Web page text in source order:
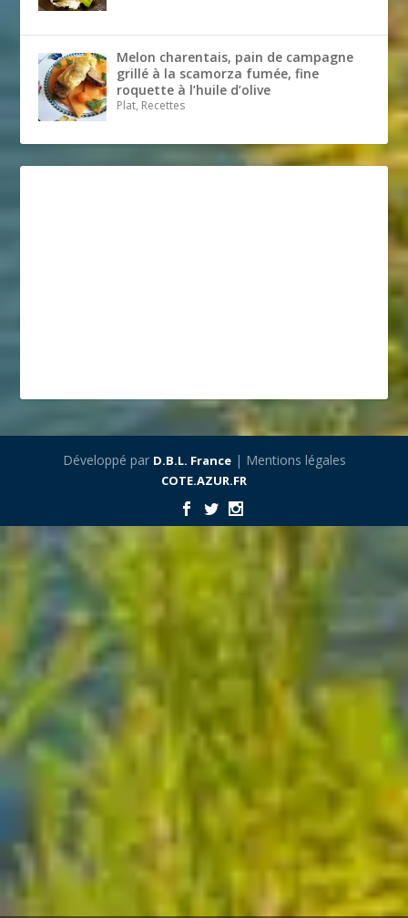
Melon charentais, pain de campagne
grillé à la scamorza fumée, fine
roquette à l’huile d’olive
Plat, Recettes
Développé par D.B.L. France| Mentions légales
COTE.AZUR.FR